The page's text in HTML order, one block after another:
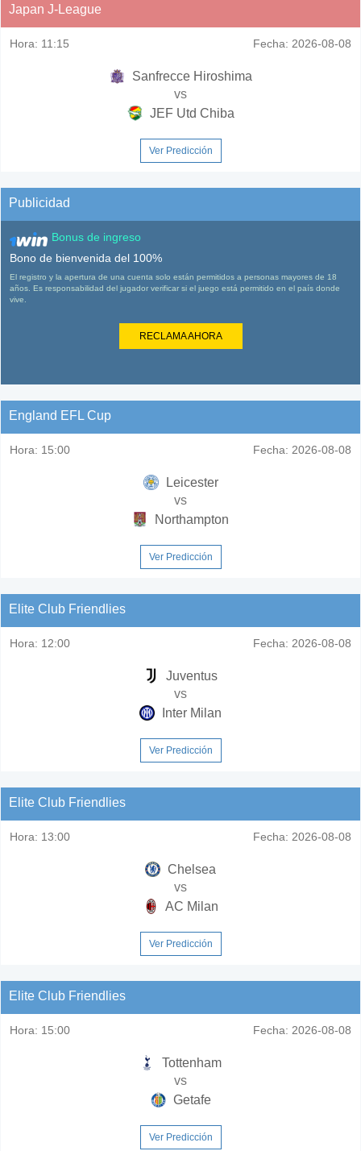
Japan J-League
Hora: 11:15 Fecha: 2026-08-08
Sanfrecce Hiroshima
vs
JEF Utd Chiba
Ver Predicción
Publicidad
Bonus de ingreso
Bono de bienvenida del 100%
El registro y la apertura de una cuenta solo están permitidos a personas mayores de 18
años. Es responsabilidad del jugador verificar si el juego está permitido en el país donde
vive.
RECLAMA AHORA
England EFL Cup
Hora: 15:00 Fecha: 2026-08-08
Leicester
vs
Northampton
Ver Predicción
Elite Club Friendlies
Hora: 12:00 Fecha: 2026-08-08
Juventus
vs
Inter Milan
Ver Predicción
Elite Club Friendlies
Hora: 13:00 Fecha: 2026-08-08
Chelsea
vs
AC Milan
Ver Predicción
Elite Club Friendlies
Hora: 15:00 Fecha: 2026-08-08
Tottenham
vs
Getafe
Ver Predicción